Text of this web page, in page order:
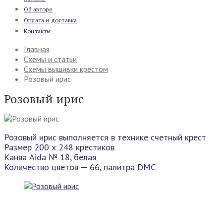
Об авторе
Оплата и доставка
Контакты
Главная
Схемы и статьи
Схемы вышивки крестом
Розовый ирис
Розовый ирис
Розовый ирис выполняется в технике счетный крест
Размер 200 х 248 крестиков
Канва Aida № 18, белая
Количество цветов — 66, палитра DMC